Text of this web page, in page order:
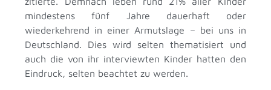
mindestens fünf Jahre dauerhaft oder
wiederkehrend in einer Armutslage – bei uns in
Deutschland. Dies wird selten thematisiert und
auch die von ihr interviewten Kinder hatten den
Eindruck, selten beachtet zu werden.